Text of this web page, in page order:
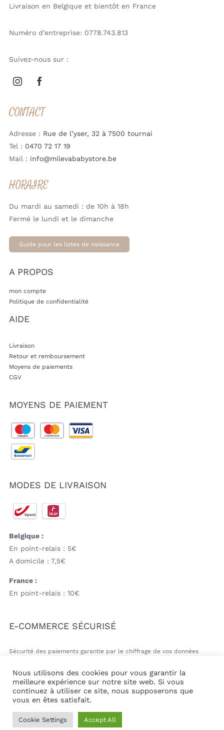
Livraison en Belgique et bientôt en France
Numéro d’entreprise: 0778.743.813
Suivez-nous sur :
CONTACT
Adresse : Rue de l’yser, 32 à 7500 tournai
Tel : 0470 72 17 19
Mail : info@milevababystore.be
HORAIRE
Du mardi au samedi : de 10h à 18h
Fermé le lundi et le dimanche
Guide pour les listes de naissance
A PROPOS
mon compte
Politique de confidentialité
AIDE
Livraison
Retour et remboursement
Moyens de paiements
CGV
MOYENS DE PAIEMENT
MODES DE LIVRAISON
Belgique :
En point-relais : 5€
A domicile : 7,5€
France :
En point-relais : 10€
E-COMMERCE SÉCURISÉ
Sécurité des paiements garantie par le chiffrage de vos données
© Copyright 2026 | Mil&va Babystore All Rights Reserved
| Powered byCommunika
Nous utilisons des cookies pour vous garantir la
meilleure expérience sur notre site web. Si vous
continuez à utiliser ce site, nous supposerons que
vous en êtes satisfait.
Cookie Settings Accept All